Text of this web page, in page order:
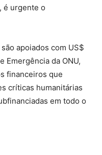
é urgente o
apoiados com US$
Emergência da ONU,
financeiros que
críticas humanitárias
em todo o